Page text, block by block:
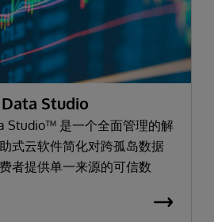
Studio
Studio™ 是一个全面管理的解
式云软件简化对跨孤岛数据
者提供单一来源的可信数